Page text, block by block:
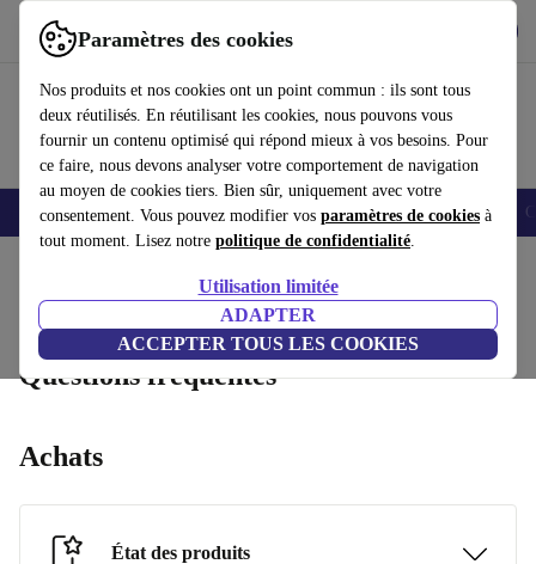
Paramètres des cookies
Nos produits et nos cookies ont un point commun : ils sont tous
deux réutilisés. En réutilisant les cookies, nous pouvons vous
fournir un contenu optimisé qui répond mieux à vos besoins. Pour
ce faire, nous devons analyser votre comportement de navigation
au moyen de cookies tiers. Bien sûr, uniquement avec votre
consentement. Vous pouvez modifier vos paramètres de cookies à
tout moment. Lisez notre politique de confidentialité.
Utilisation limitée
ADAPTER
ACCEPTER TOUS LES COOKIES
Utilisez refurbed rapidement et facilement
Smartphones Laptops Tablettes Montres connectées Accessoires
Retours État des produits Conditions de garantie Voici comment cela fonctionne
Questions fréquentes
Achats
État des produits